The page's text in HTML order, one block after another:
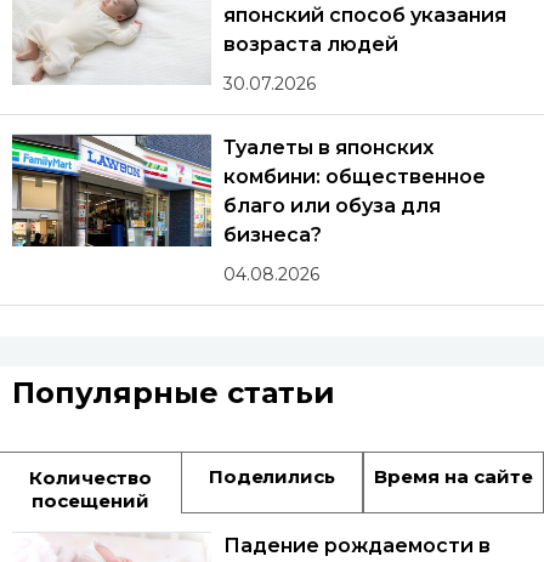
японский способ указания
возраста людей
30.07.2026
Туалеты в японских
комбини: общественное
благо или обуза для
бизнеса?
04.08.2026
Популярные статьи
Количество
посещений
Поделились Время на сайте
Падение рождаемости в